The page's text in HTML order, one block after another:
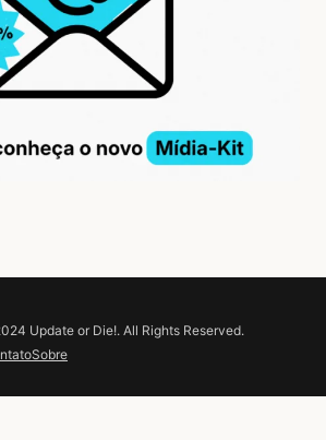
Update or Die!. All Rights Reserved.
Sobre